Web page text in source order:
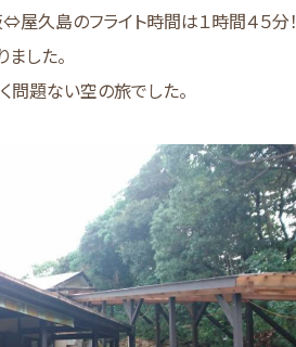
屋久島のフライト時間は１時間４５分！
した。
問題ない空の旅でした。